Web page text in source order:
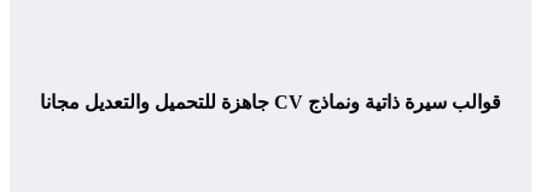
قوالب سيرة ذاتية ونماذج CV جاهزة للتحميل والتعديل مجانا